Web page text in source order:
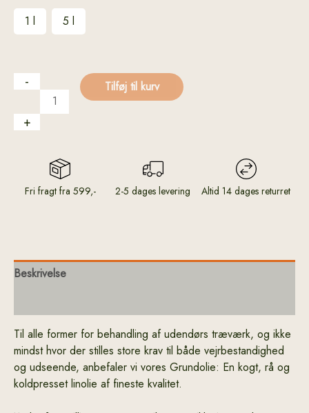
1 l
5 l
-
+
Tilføj til kurv
Fri fragt fra 599,- 2-5 dages levering Altid 14 dages returret
Beskrivelse
Til alle former for behandling af udendørs træværk, og ikke
mindst hvor der stilles store krav til både vejrbestandighed
og udseende, anbefaler vi vores Grundolie: En kogt, rå og
koldpresset linolie af fineste kvalitet.